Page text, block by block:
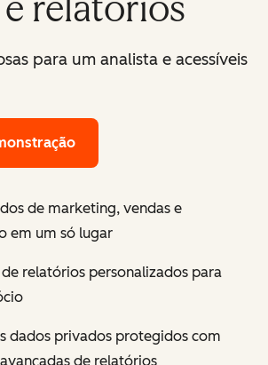
e relatórios
para um analista e acessíveis
de marketing, vendas e
em um só lugar
relatórios personalizados para
dados privados protegidos com
de relatórios